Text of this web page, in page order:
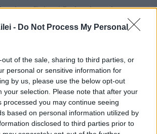
- Do Not Process My Personal
out of the sale, sharing to third parties, or
personal or sensitive information for
by us, please use the below opt-out
your selection. Please note that after your
processed you may continue seeing
based on personal information utilized by
disclosed to third parties prior to
de eficienţă de depoluare a
aerului prin procesare şi
în utilizare, să fie criteriile
mărimea bonusului pentru
energie termică şi electrică
de înaltă eficienţă. „Românii